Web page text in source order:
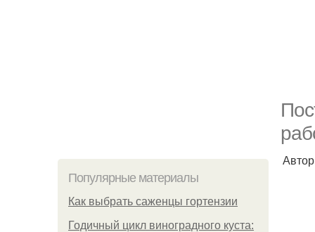
Популярные материалы
Как выбрать саженцы гортензии
Годичный цикл виноградного куста: